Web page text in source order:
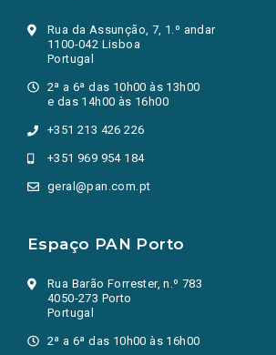
Rua da Assunção, 7, 1.º andar
1100-042 Lisboa
Portugal
2ª a 6ª das 10h00 às 13h00
e das 14h00 às 16h00
+351 213 426 226
+351 969 954 184
geral@pan.com.pt
Espaço PAN Porto
Rua Barão Forrester, n.º 783
4050-273 Porto
Portugal
2ª a 6ª das 10h00 às 16h00